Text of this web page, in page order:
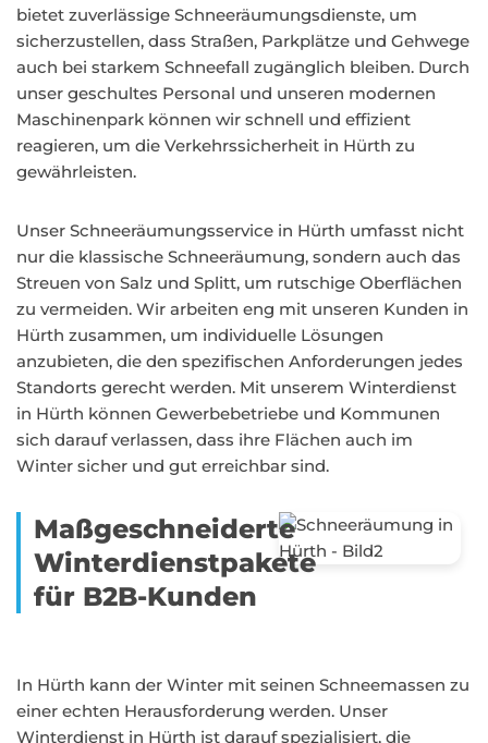
bietet zuverlässige Schneeräumungsdienste, um
sicherzustellen, dass Straßen, Parkplätze und Gehwege
auch bei starkem Schneefall zugänglich bleiben. Durch
unser geschultes Personal und unseren modernen
Maschinenpark können wir schnell und effizient
reagieren, um die Verkehrssicherheit in Hürth zu
gewährleisten.
Unser Schneeräumungsservice in Hürth umfasst nicht
nur die klassische Schneeräumung, sondern auch das
Streuen von Salz und Splitt, um rutschige Oberflächen
zu vermeiden. Wir arbeiten eng mit unseren Kunden in
Hürth zusammen, um individuelle Lösungen
anzubieten, die den spezifischen Anforderungen jedes
Standorts gerecht werden. Mit unserem Winterdienst
in Hürth können Gewerbebetriebe und Kommunen
sich darauf verlassen, dass ihre Flächen auch im
Winter sicher und gut erreichbar sind.
Maßgeschneiderte
Winterdienstpakete
für B2B-Kunden
In Hürth kann der Winter mit seinen Schneemassen zu
einer echten Herausforderung werden. Unser
Winterdienst in Hürth ist darauf spezialisiert, die